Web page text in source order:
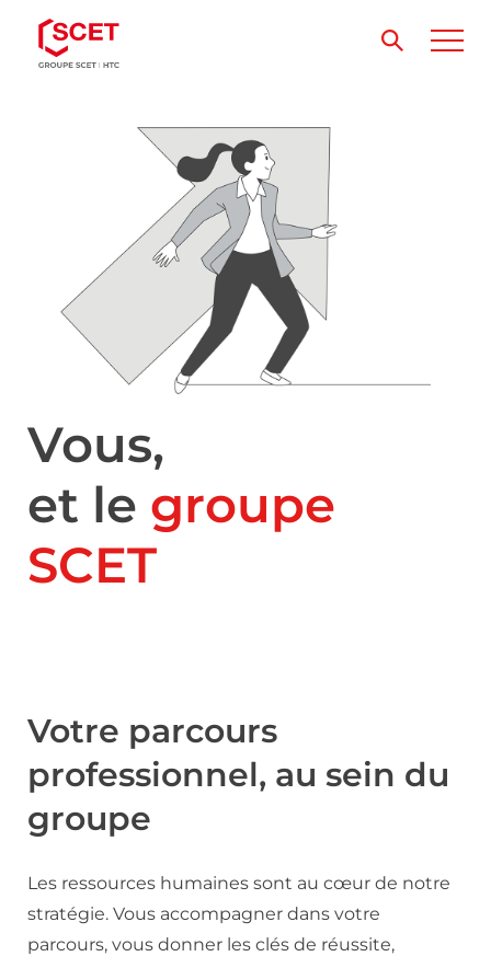
Vous,
et le groupe
SCET
Votre parcours
professionnel, au sein du
groupe
Les ressources humaines sont au cœur de notre
stratégie. Vous accompagner dans votre
parcours, vous donner les clés de réussite,